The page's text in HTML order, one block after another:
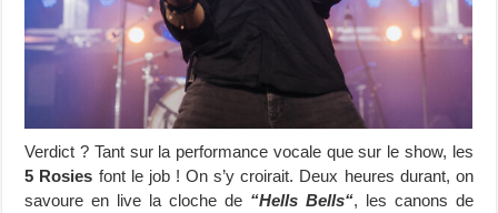
Verdict ? Tant sur la performance vocale que sur le show, les
5 Rosies font le job ! On s’y croirait. Deux heures durant, on
savoure en live la cloche de “Hells Bells“, les canons de